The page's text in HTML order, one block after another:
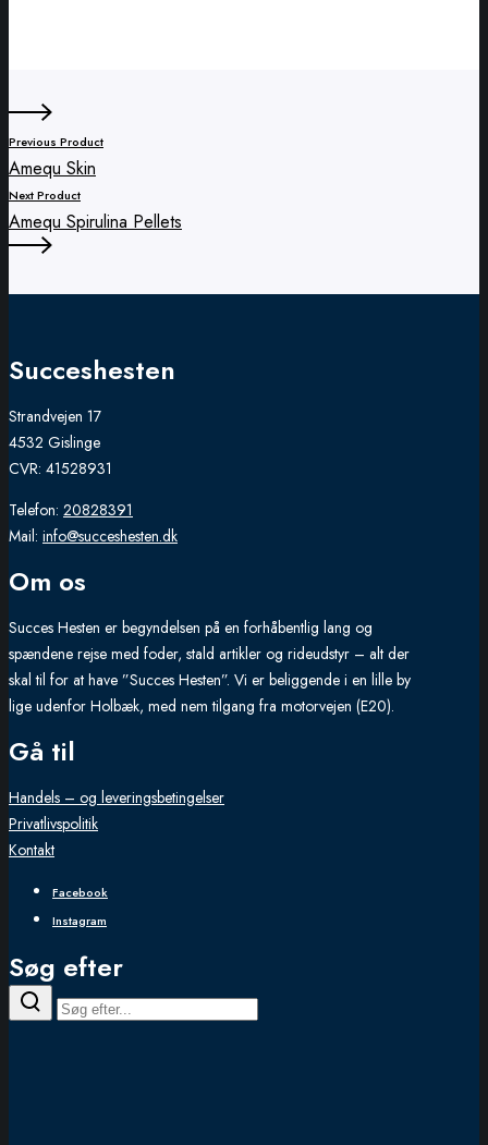
the
product
Previous Product
Amequ Skin
Next Product
Amequ Spirulina Pellets
Succeshesten
Strandvejen 17
4532 Gislinge
CVR: 41528931
Telefon: 20828391
Mail: info@succeshesten.dk
Om os
Succes Hesten er begyndelsen på en forhåbentlig lang og
spændene rejse med foder, stald artikler og rideudstyr – alt der
skal til for at have ”Succes Hesten”. Vi er beliggende i en lille by
lige udenfor Holbæk, med nem tilgang fra motorvejen (E20).
Gå til
Handels – og leveringsbetingelser
Privatlivspolitik
Kontakt
Facebook
Instagram
Søg efter